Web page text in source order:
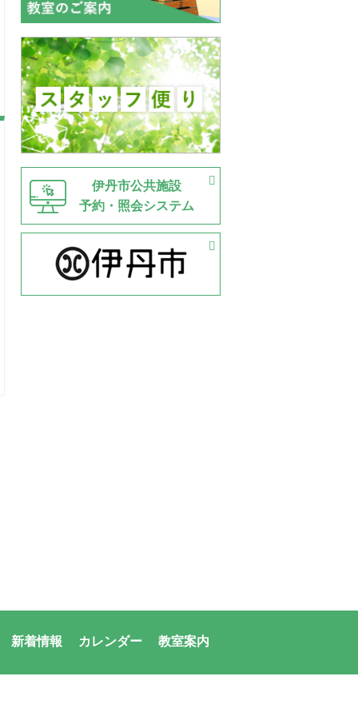
伊丹市公共施設
予約・照会システム
新着情報 カレンダー 教室案内